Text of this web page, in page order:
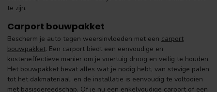
te zijn.
Carport bouwpakket
Bescherm je auto tegen weersinvloeden met een carport
bouwpakket. Een carport biedt een eenvoudige en
kosteneffectieve manier om je voertuig droog en veilig te houden.
Het bouwpakket bevat alles wat je nodig hebt, van stevige palen
tot het dakmateriaal, en de installatie is eenvoudig te voltooien
met basisgereedschap. Of je nu een enkelvoudige carport of een